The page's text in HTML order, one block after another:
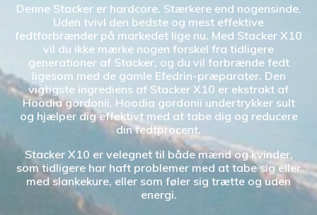
Denne Stacker er hardcore. Stærkere end nogensinde.
Uden tvivl den bedste og mest effektive
fedtforbrænder på markedet lige nu. Med Stacker X10
vil du ikke mærke nogen forskel fra tidligere
generationer af Stacker, og du vil forbrænde fedt
ligesom med de gamle Efedrin-præparater. Den
vigtigste ingrediens af Stacker X10 er ekstrakt af
Hoodia gordonii. Hoodia gordonii undertrykker sult
og hjælper dig effektivt med at tabe dig og reducere
din fedtprocent.
Stacker X10 er velegnet til både mænd og kvinder,
som tidligere har haft problemer med at tabe sig eller
med slankekure, eller som føler sig trætte og uden
energi.